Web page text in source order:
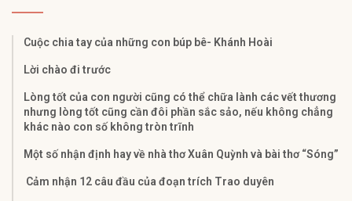
Cuộc chia tay của những con búp bê- Khánh Hoài
Lời chào đi trước
Lòng tốt của con người cũng có thể chữa lành các vết thương
nhưng lòng tốt cũng cần đôi phần sắc sảo, nếu không chẳng
khác nào con số không tròn trĩnh
Một số nhận định hay về nhà thơ Xuân Quỳnh và bài thơ “Sóng”
Cảm nhận 12 câu đầu của đoạn trích Trao duyên